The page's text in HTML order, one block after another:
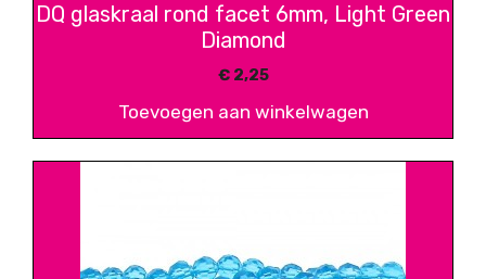
DQ glaskraal rond facet 6mm, Light Green
Diamond
€2,25
Toevoegen aan winkelwagen